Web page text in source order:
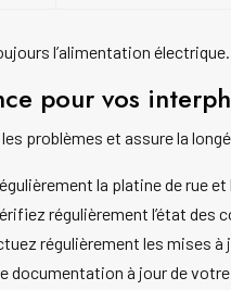
l’alimentation électrique.
pour vos
problèmes et assure la
la platine de rue
régulièrement l’état des
régulièrement les mises
documentation à jour de